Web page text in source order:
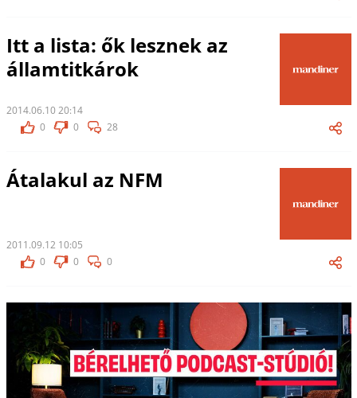
Itt a lista: ők lesznek az
államtitkárok
2014.06.10 20:14
0
0 28
Átalakul az NFM
2011.09.12 10:05
0
0 0